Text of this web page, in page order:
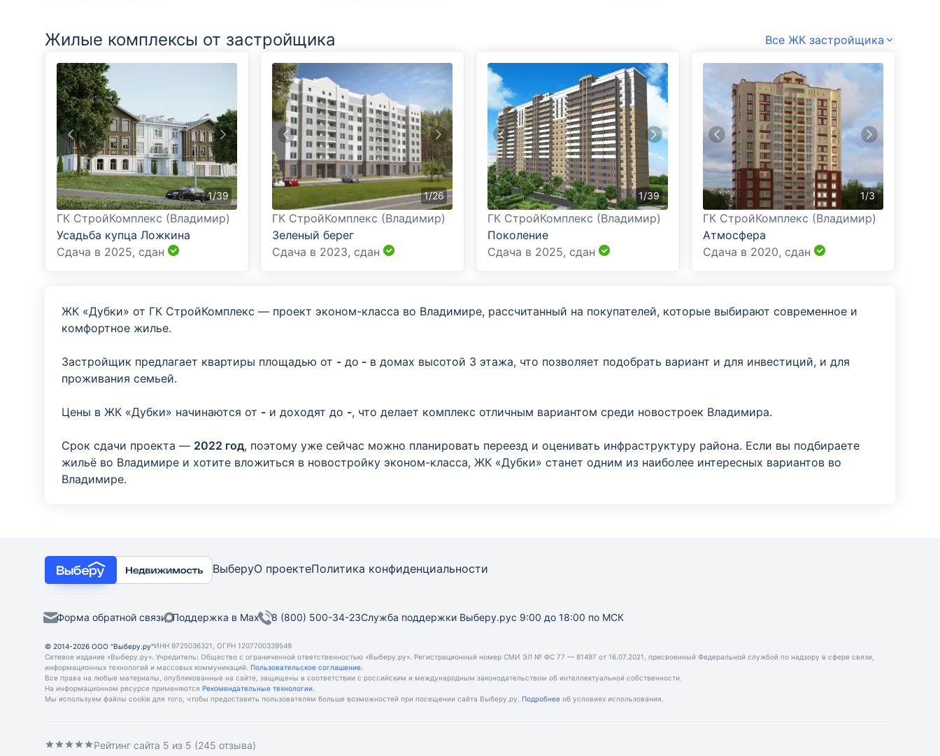
Жилые комплексы от застройщика Все ЖК застройщика
1/39
ГК СтройКомплекс (Владимир)
Усадьба купца Ложкина
Сдача в 2025, сдан
1/26
ГК СтройКомплекс (Владимир)
Зеленый берег
Сдача в 2023, сдан
1/39
ГК СтройКомплекс (Владимир)
Поколение
Сдача в 2025, сдан
1/3
ГК СтройКомплекс (Владимир)
Атмосфера
Сдача в 2020, сдан
ЖК «Дубки» от ГК СтройКомплекс — проект эконом-класса во Владимире, рассчитанный на покупателей, которые выбирают современное и
комфортное жилье.
Застройщик предлагает квартиры площадью от - до - в домах высотой 3 этажа, что позволяет подобрать вариант и для инвестиций, и для
проживания семьей.
Цены в ЖК «Дубки» начинаются от - и доходят до -, что делает комплекс отличным вариантом среди новостроек Владимира.
Срок сдачи проекта — 2022 год, поэтому уже сейчас можно планировать переезд и оценивать инфраструктуру района. Если вы подбираете
жильё во Владимире и хотите вложиться в новостройку эконом-класса, ЖК «Дубки» станет одним из наиболее интересных вариантов во
Владимире.
ВыберуО проектеПолитика конфиденциальности
Форма обратной связи Поддержка в Max 8 (800) 500-34-23Служба поддержки Выберу.рус 9:00 до 18:00 по МСК
© 2014-2026 ООО "Выберу.ру"ИНН 9725036321, ОГРН 1207700339549
Сетевое издание «Выберу.ру». Учредитель: Общество с ограниченной ответственностью «Выберу.ру». Регистрационный номер СМИ ЭЛ № ФС 77 — 81497 от 16.07.2021, присвоенный Федеральной службой по надзору в сфере связи,
информационных технологий и массовых коммуникаций. Пользовательское соглашение.
Все права на любые материалы, опубликованные на сайте, защищены в соответствии с российским и международным законодательством об интеллектуальной собственности.
На информационном ресурсе применяются Рекомендательные технологии.
Мы используем файлы cookie для того, чтобы предоставить пользователям больше возможностей при посещении сайта Выберу.ру.
Подробнее об условиях использования.
Рейтинг сайта 5 из 5 (245 отзыва)